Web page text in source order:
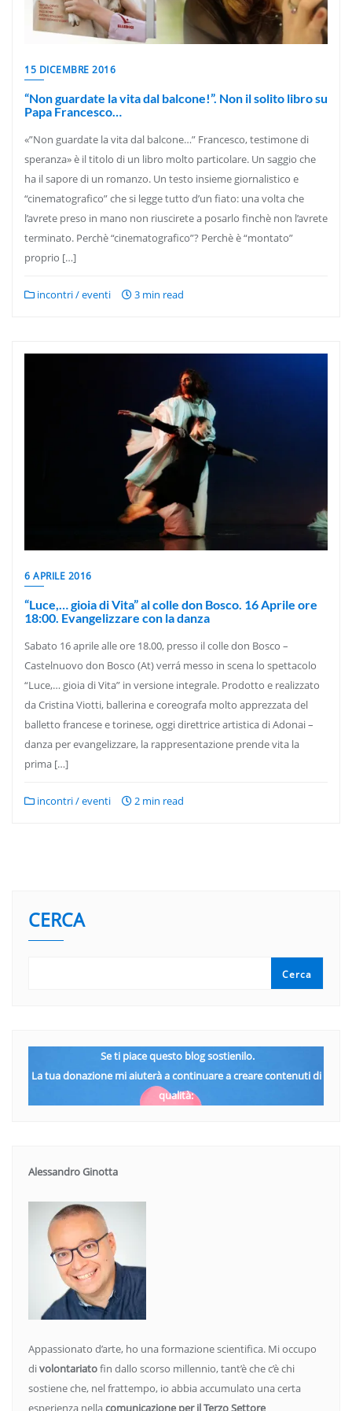
15 DICEMBRE 2016
“Non guardate la vita dal balcone!”. Non il solito libro su
Papa Francesco…
«”Non guardate la vita dal balcone…” Francesco, testimone di
speranza» è il titolo di un libro molto particolare. Un saggio che
ha il sapore di un romanzo. Un testo insieme giornalistico e
“cinematografico” che si legge tutto d’un fiato: una volta che
l’avrete preso in mano non riuscirete a posarlo finchè non l’avrete
terminato. Perchè “cinematografico”? Perchè è “montato”
proprio […]
incontri / eventi 3 min read
6 APRILE 2016
“Luce,… gioia di Vita” al colle don Bosco. 16 Aprile ore
18:00. Evangelizzare con la danza
Sabato 16 aprile alle ore 18.00, presso il colle don Bosco –
Castelnuovo don Bosco (At) verrá messo in scena lo spettacolo
“Luce,… gioia di Vita” in versione integrale. Prodotto e realizzato
da Cristina Viotti, ballerina e coreografa molto apprezzata del
balletto francese e torinese, oggi direttrice artistica di Adonai –
danza per evangelizzare, la rappresentazione prende vita la
prima […]
incontri / eventi 2 min read
CERCA
Cerca
Se ti piace questo blog sostienilo.
La tua donazione mi aiuterà a continuare a creare contenuti di
qualità:
Alessandro Ginotta
Appassionato d’arte, ho una formazione scientifica. Mi occupo
divolontariatofin dallo scorso millennio, tant’è che c’è chi
sostiene che, nel frattempo, io abbia accumulato una certa
esperienza nellacomunicazione per il Terzo Settore